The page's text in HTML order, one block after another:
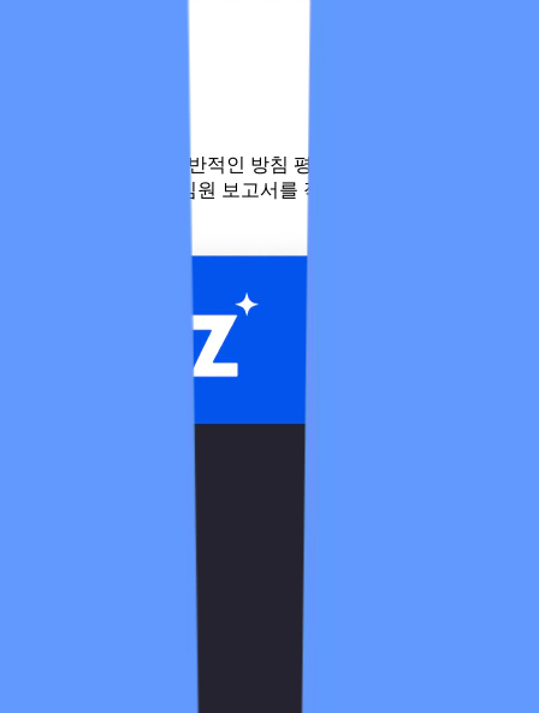
이해관계자들에게 전반적인 방침 평가를 제공하기 위해 주문
형 또는 주기적으로 임원 보고서를 작성합니다.